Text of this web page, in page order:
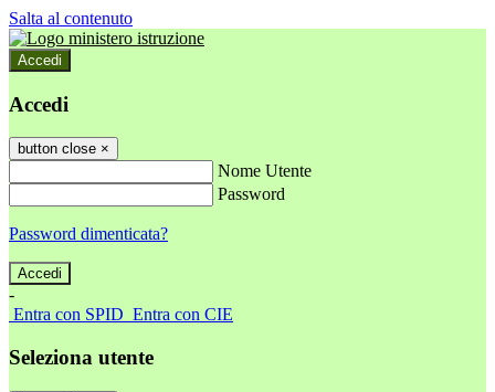
Salta al contenuto
Accedi
Accedi
button close ×
Nome Utente
Password
Password dimenticata?
-
Entra con SPID Entra con CIE
Seleziona utente